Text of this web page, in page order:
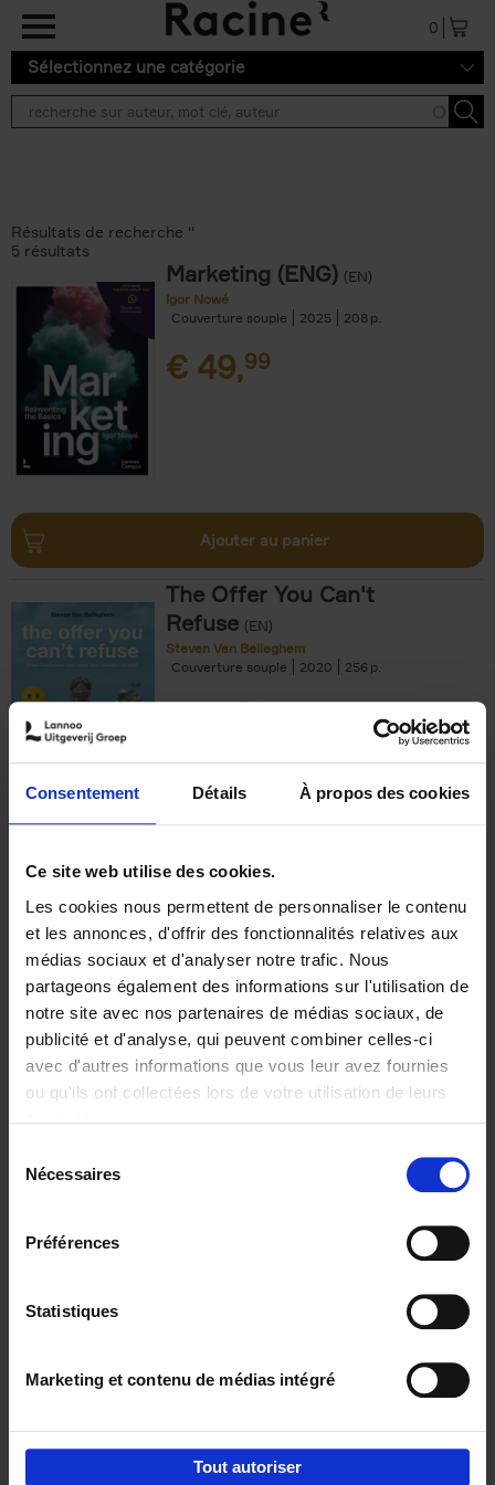
Consentement Détails À propos des cookies
Ce site web utilise des cookies.
Les cookies nous permettent de personnaliser le contenu
et les annonces, d'offrir des fonctionnalités relatives aux
médias sociaux et d'analyser notre trafic. Nous
partageons également des informations sur l'utilisation de
notre site avec nos partenaires de médias sociaux, de
publicité et d'analyse, qui peuvent combiner celles-ci
avec d'autres informations que vous leur avez fournies
ou qu'ils ont collectées lors de votre utilisation de leurs
Nécessaires
Préférences
Statistiques
Marketing et contenu de médias intégré
Tout autoriser
Aller au contenu principal
0
Sélectionnez une catégorie
Résultats de recherche ''
5 résultats
Marketing (ENG) (EN)
Igor Nowé
Couverture souple
2025 208
€ 49,99
Ajouter au panier
The Offer You Can't
Refuse (EN)
Steven Van Belleghem
Couverture souple
2020 256
€37,50
Building Bonds = Building
Business
Jochen Roef Jozefien De Feyter
Carolien Boom
Couverture souple
2025 200
€29,99
Digital marketing like a PRO -
completely revised edition (EN)